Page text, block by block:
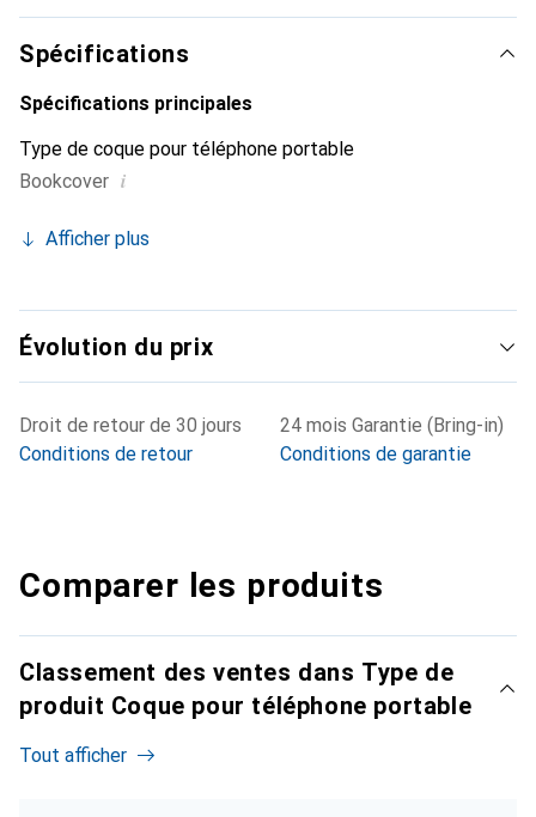
marque Noreve est un choix sûr pour une clientèle
exigeante.
Spécifications
Spécifications principales
Type de coque pour téléphone portable
Bookcover i
Afficher plus
Évolution du prix
Droit de retour de 30 jours
Conditions de retour
24 mois Garantie (Bring-in)
Conditions de garantie
Comparer les produits
Classement des ventes dans Type de
produit Coque pour téléphone portable
Tout afficher